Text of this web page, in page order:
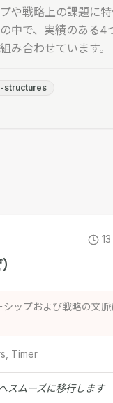
や戦略上の課題に
中で、実績のある4
み合わせています。
structures
13
シップおよび戦略の文脈
Timer
スムーズに移行します